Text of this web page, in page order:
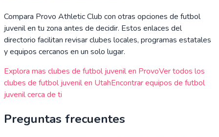
Compara Provo Athletic Club con otras opciones de futbol
juvenil en tu zona antes de decidir. Estos enlaces del
directorio facilitan revisar clubes locales, programas estatales
y equipos cercanos en un solo lugar.
Explora mas clubes de futbol juvenil en ProvoVer todos los
clubes de futbol juvenil en UtahEncontrar equipos de futbol
juvenil cerca de ti
Preguntas frecuentes